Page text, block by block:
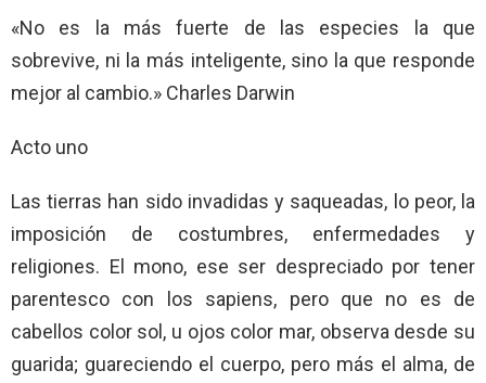
«No es la más fuerte de las especies la que
sobrevive, ni la más inteligente, sino la que responde
mejor al cambio.» Charles Darwin
Acto uno
Las tierras han sido invadidas y saqueadas, lo peor, la
imposición de costumbres, enfermedades y
religiones. El mono, ese ser despreciado por tener
parentesco con los sapiens, pero que no es de
cabellos color sol, u ojos color mar, observa desde su
guarida; guareciendo el cuerpo, pero más el alma, de